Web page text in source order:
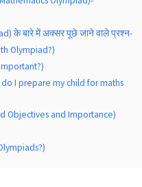
के बारे में अक्सर पूछे जाने वाले प्रश्न-
Olympiad?)
I prepare my child for maths
Objectives and Importance)